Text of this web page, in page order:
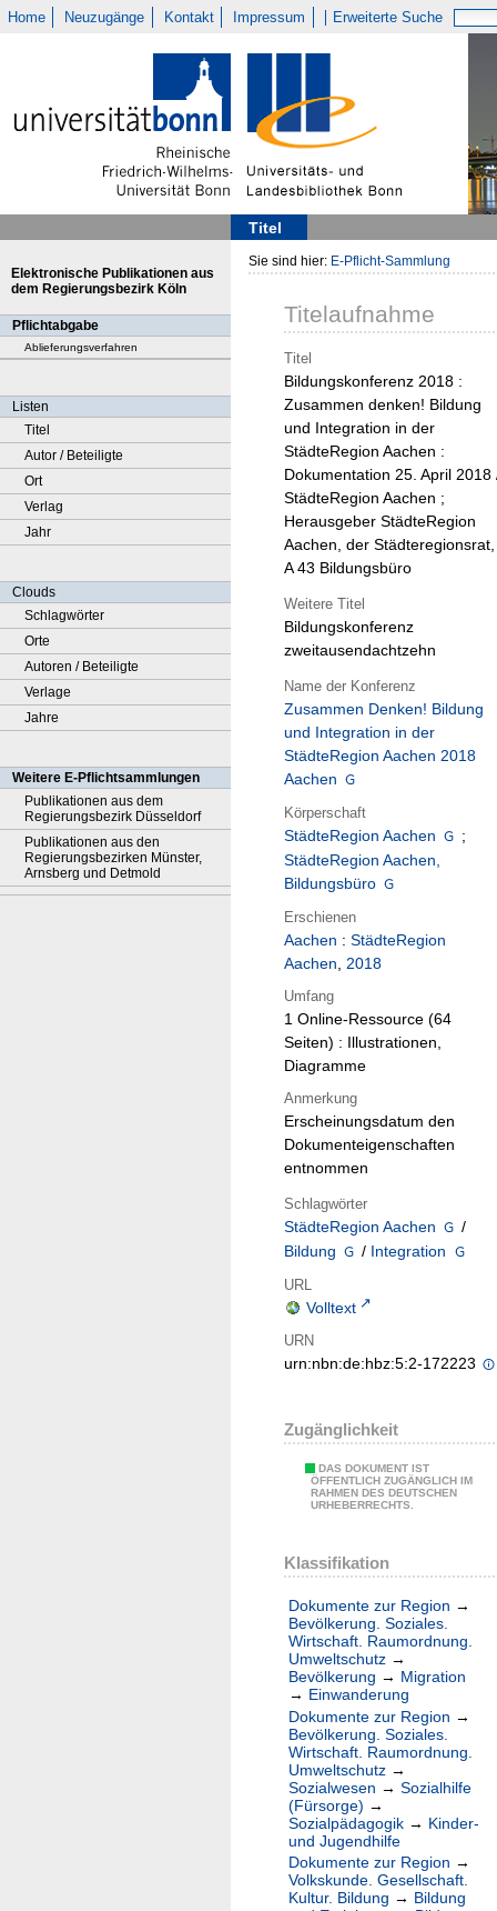
Home Neuzugänge Kontakt Impressum Erweiterte Suche
Titel
Elektronische Publikationen aus
dem Regierungsbezirk Köln
Pflichtabgabe
Ablieferungsverfahren
Listen
Titel
Autor / Beteiligte
Ort
Verlag
Jahr
Clouds
Schlagwörter
Orte
Autoren / Beteiligte
Verlage
Jahre
Weitere E-Pflichtsammlungen
Publikationen aus dem
Regierungsbezirk Düsseldorf
Publikationen aus den
Regierungsbezirken Münster,
Arnsberg und Detmold
Sie sind hier: E-Pflicht-Sammlung
Titelaufnahme
Titel
Bildungskonferenz 2018 :
Zusammen denken! Bildung
und Integration in der
StädteRegion Aachen :
Dokumentation 25. April 2018
StädteRegion Aachen ;
Herausgeber StädteRegion
Aachen, der Städteregionsrat,
A 43 Bildungsbüro
Weitere Titel
Bildungskonferenz
zweitausendachtzehn
Name der Konferenz
Zusammen Denken! Bildung
und Integration in der
StädteRegion Aachen 2018
Aachen
Körperschaft
StädteRegion Aachen
;
StädteRegion Aachen,
Bildungsbüro
Erschienen
Aachen : StädteRegion
Aachen, 2018
Umfang
1 Online-Ressource (64
Seiten) : Illustrationen,
Diagramme
Anmerkung
Erscheinungsdatum den
Dokumenteigenschaften
entnommen
Schlagwörter
StädteRegion Aachen
/
Bildung
/ Integration
URL
Volltext
URN
urn:nbn:de:hbz:5:2-172223
Zugänglichkeit
DAS DOKUMENT IST
ÖFFENTLICH ZUGÄNGLICH IM
RAHMEN DES DEUTSCHEN
URHEBERRECHTS.
Klassifikation
Dokumente zur Region →
Bevölkerung. Soziales.
Wirtschaft. Raumordnung.
Umweltschutz →
Bevölkerung → Migration
→ Einwanderung
Dokumente zur Region →
Bevölkerung. Soziales.
Wirtschaft. Raumordnung.
Umweltschutz →
Sozialwesen → Sozialhilfe
(Fürsorge) →
Sozialpädagogik → Kinder-
und Jugendhilfe
Dokumente zur Region →
Volkskunde. Gesellschaft.
Kultur. Bildung → Bildung